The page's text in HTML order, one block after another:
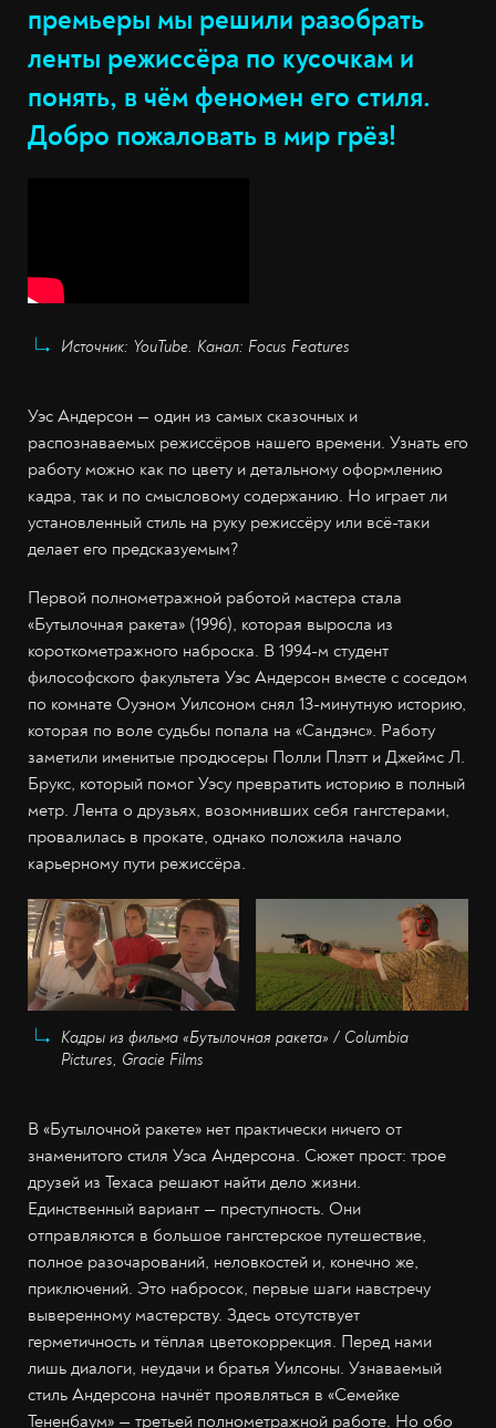
премьеры мы решили разобрать
ленты режиссёра по кусочкам и
понять, в чём феномен его стиля.
Добро пожаловать в мир грёз!
Источник: YouTube. Канал: Focus Features
Уэс Андерсон — один из самых сказочных и
распознаваемых режиссёров нашего времени. Узнать его
работу можно как по цвету и детальному оформлению
кадра, так и по смысловому содержанию. Но играет ли
установленный стиль на руку режиссёру или всё-таки
делает его предсказуемым?
Первой полнометражной работой мастера стала
«Бутылочная ракета» (1996), которая выросла из
короткометражного наброска. В 1994-м студент
философского факультета Уэс Андерсон вместе с соседом
по комнате Оуэном Уилсоном снял 13-минутную историю,
которая по воле судьбы попала на «Сандэнс». Работу
заметили именитые продюсеры Полли Плэтт и Джеймс Л.
Брукс, который помог Уэсу превратить историю в полный
метр. Лента о друзьях, возомнивших себя гангстерами,
провалилась в прокате, однако положила начало
карьерному пути режиссёра.
Кадры из фильма «Бутылочная ракета» / Columbia
Pictures, Gracie Films
В «Бутылочной ракете» нет практически ничего от
знаменитого стиля Уэса Андерсона. Сюжет прост: трое
друзей из Техаса решают найти дело жизни.
Единственный вариант — преступность. Они
отправляются в большое гангстерское путешествие,
полное разочарований, неловкостей и, конечно же,
приключений. Это набросок, первые шаги навстречу
выверенному мастерству. Здесь отсутствует
герметичность и тёплая цветокоррекция. Перед нами
лишь диалоги, неудачи и братья Уилсоны. Узнаваемый
стиль Андерсона начнёт проявляться в «Семейке
Тененбаум» — третьей полнометражной работе. Но обо